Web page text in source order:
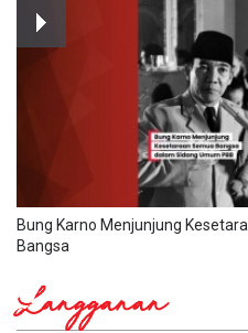
Bung Karno Menjunjung
Bangsa
Langganan